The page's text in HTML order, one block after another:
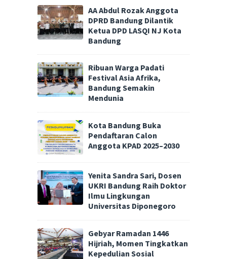
AA Abdul Rozak Anggota
DPRD Bandung Dilantik
Ketua DPD LASQI NJ Kota
Bandung
Ribuan Warga Padati
Festival Asia Afrika,
Bandung Semakin
Mendunia
Kota Bandung Buka
Pendaftaran Calon
Anggota KPAD 2025–2030
Yenita Sandra Sari, Dosen
UKRI Bandung Raih Doktor
Ilmu Lingkungan
Universitas Diponegoro
Gebyar Ramadan 1446
Hijriah, Momen Tingkatkan
Kepedulian Sosial